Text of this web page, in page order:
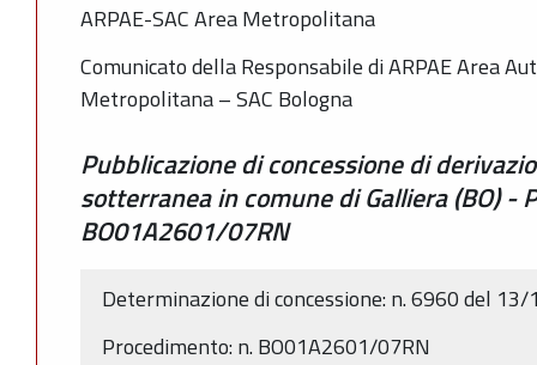
ARPAE-SAC Area Metropolitana
Comunicato della Responsabile di ARPAE Area
Metropolitana – SAC Bologna
Pubblicazione di concessione di
sotterranea in comune di Galliera (BO) -
BO01A2601/07RN
Determinazione di concessione: n. 6960 del
Procedimento: n. BO01A2601/07RN